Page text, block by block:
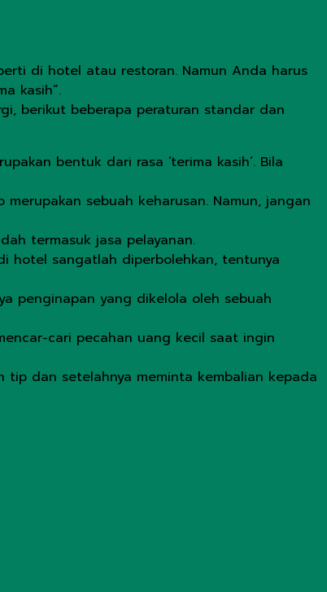
di hotel atau restoran. Namun Anda harus
kasih”.
berikut beberapa peraturan standar dan
bentuk dari rasa ‘terima kasih’. Bila
sebuah keharusan. Namun, jangan
termasuk jasa pelayanan.
hotel sangatlah diperbolehkan, tentunya
penginapan yang dikelola oleh sebuah
cari pecahan uang kecil saat ingin
dan setelahnya meminta kembalian kepada